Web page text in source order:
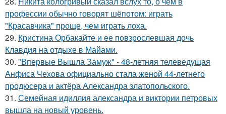
профессии обычно говорят шёпотом: играть
"Красавчика" проще, чем играть лоха.
29. Кристина Орбакайте и ее повзрослевшая дочь
Клавдия на отдыхе в Майами.
30. "Впервые Вышла Замуж" - 48-летняя телеведущая
Анфиса Чехова официально стала женой 44-летнего
продюсера и актёра Александра златопольского.
31. Семейная идиллия александра и виктории петровых
вышла на новый уровень.